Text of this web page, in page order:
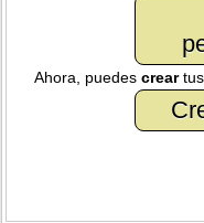
Ahora, puedescrear